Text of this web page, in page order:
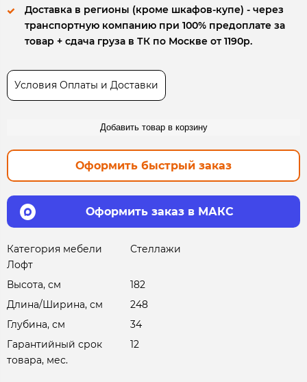
Доставка в регионы (кроме шкафов-купе) - через
транспортную компанию при 100% предоплате за
товар + сдача груза в ТК по Москве от 1190р.
Условия Оплаты и Доставки
Добавить товар в корзину
Оформить быстрый заказ
Оформить заказ в МАКС
Категория мебели
Лофт
Стеллажи
Высота, см
182
Длина/Ширина, см
248
Глубина, см
34
Гарантийный срок
товара, мес.
12